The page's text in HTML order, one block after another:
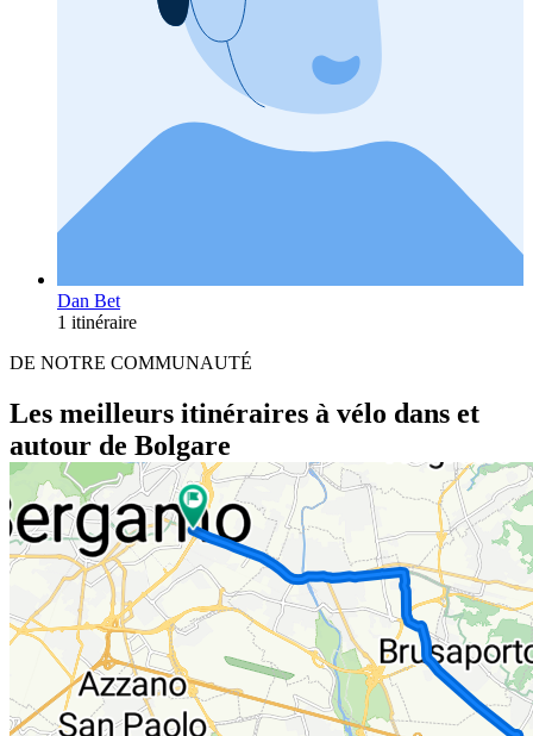
Dan Bet
1 itinéraire
DE NOTRE COMMUNAUTÉ
Les meilleurs itinéraires à vélo dans et
autour de Bolgare